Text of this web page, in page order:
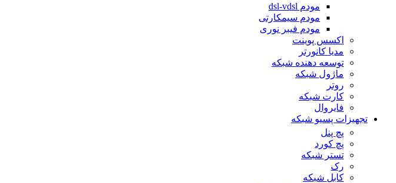
مودم dsl-vdsl
مودم سیمکارتی
مودم فیبر نوری
اکسس پوینت
مدیا کانورتر
توسعه دهنده شبکه
ماژول شبکه
روتر
کارت شبکه
فایروال
تجهیزات پسیو شبکه
پچ پنل
پچ کورد
تستر شبکه
رک
کابل شبکه